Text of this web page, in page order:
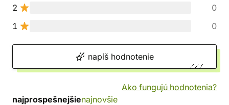
2
0
1
0
napíš hodnotenie
Ako fungujú hodnotenia?
najprospešnejšienajnovšie